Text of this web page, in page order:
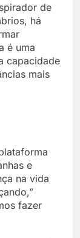
de
há
é uma
capacidade
mais
e
na vida
fazer